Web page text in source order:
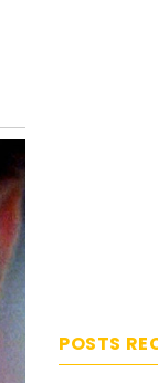
POSTS